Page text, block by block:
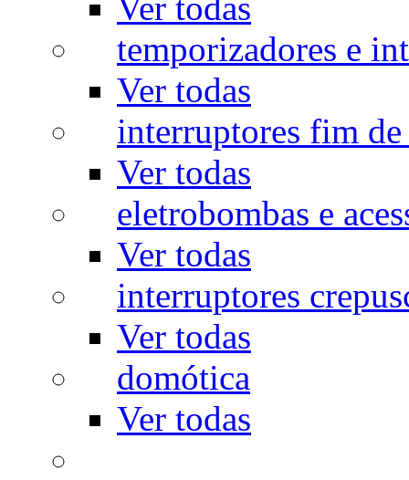
Ver todas
temporizadores e
Ver todas
interruptores fim de
Ver todas
eletrobombas e
Ver todas
interruptores
Ver todas
domótica
Ver todas